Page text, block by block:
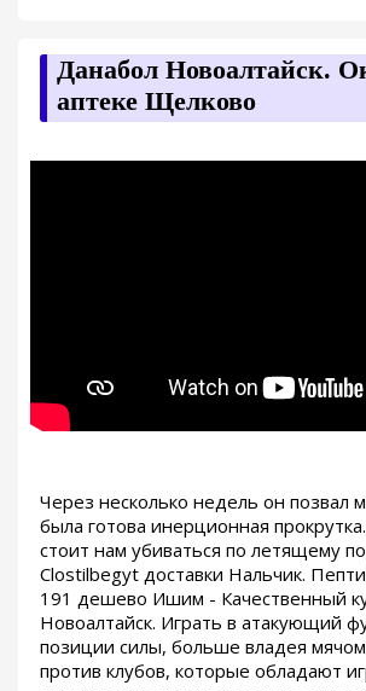
Данабол Новоалтайск.
аптеке Щелково
Через несколько недель он позвал
была готова инерционная
стоит нам убиваться по летящему
Clostilbegyt доставки Нальчик.
191 дешево Ишим - Качественный
Новоалтайск. Играть в атакующий
позиции силы, больше владея
против клубов, которые обладают